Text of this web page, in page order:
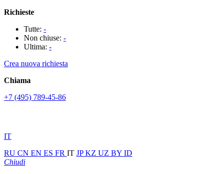
Richieste
Tutte: -
Non chiuse: -
Ultima: -
Crea nuova richiesta
Chiama
+7 (495) 789-45-86
IT
RU CN EN ES FR IT JPKZ UZ BY ID
Chiudi